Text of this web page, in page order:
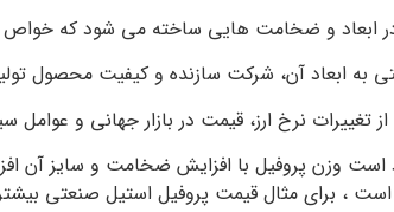
و ضخامت هایی ساخته می‌ شود که خواص مکانیکی
به ابعاد آن، شرکت سازنده و کیفیت محصول
تغییرات نرخ ارز، قیمت در بازار جهانی و
است وزن پروفیل با افزایش ضخامت و سایز آن
، برای مثال قیمت پروفیل استیل صنعتی